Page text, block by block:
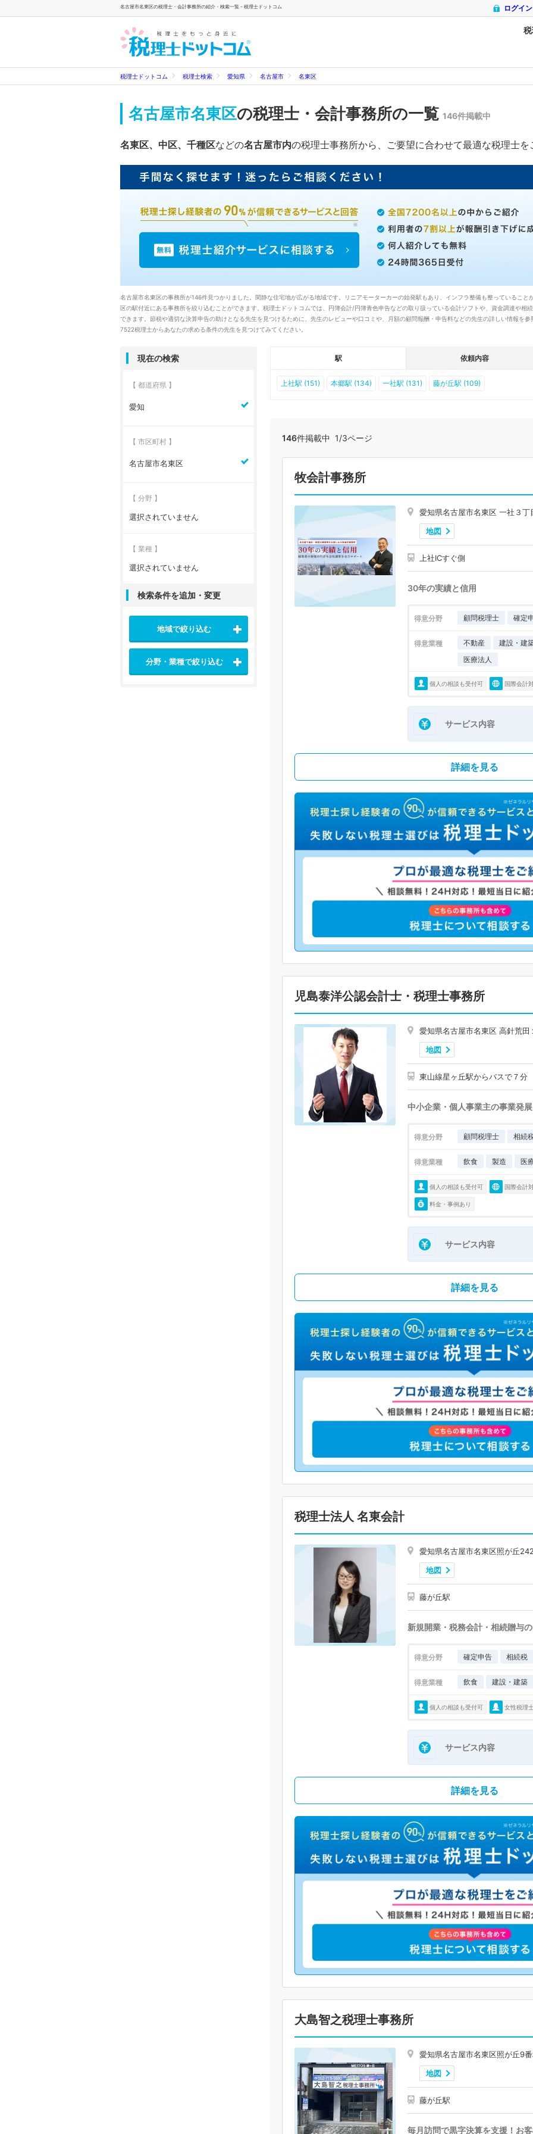
名古屋市名東区の税理士・会計事務所の紹介・検索一覧 - 税理士ドットコム ログイン
税理士ドットコム 税理士検索 愛知県 名古屋市 名東区
名古屋市名東区の税理士・会計事務所の一覧 146件掲載中
名東区、中区、千種区などの名古屋市内の税理士事務所から、ご要望に合わせて最適な税理士を
名古屋市名東区の事務所が146件見つかりました。閑静な住宅地が広がる地域です。リニアモーターカーの始発駅もあり、インフラ整備も整っているこ
区の駅付近にある事務所を絞り込むことができます。税理士ドットコムでは、円簿会計/円簿青色申告などの取り扱っている会計ソフトや、資金調達や相
できます。節税や適切な決算申告の助けとなる先生を見つけるために、先生のレビューや口コミや、月額の顧問報酬・申告料などの先生の詳しい情報を
7522税理士からあなたの求める条件の先生を見つけてみてください。
駅 依頼内容
上社駅 (151) 本郷駅 (134) 一社駅 (131) 藤が丘駅 (109)
146件掲載中 1/3ページ
牧会計事務所
愛知県名古屋市名東区 一社３
地図
上社ICすぐ側
30年の実績と信用
得意分野 顧問税理士 確定
得意業種 不動産
建設・建
医療法人
個人の相談も受付可 国際会計
サービス内容
詳細を見る
児島泰洋公認会計士・税理士事務所
愛知県名古屋市名東区 高針荒田
地図
東山線星ヶ丘駅からバスで７分
中小企業・個人事業主の事業発
得意分野 顧問税理士 相続
得意業種 飲食 製造 医
個人の相談も受付可 国際会計
料金・事例あり
サービス内容
詳細を見る
税理士法人 名東会計
愛知県名古屋市名東区照が丘
地図
藤が丘駅
新規開業・税務会計・相続贈与
得意分野 確定申告 相続税
得意業種 飲食 建設・建築
個人の相談も受付可 女性税理
サービス内容
詳細を見る
大島智之税理士事務所
愛知県名古屋市名東区照が丘9
地図
藤が丘駅
毎月訪問で黒字決算を支援！お
現在の検索
【 都道府県 】
愛知
【 市区町村 】
名古屋市名東区
【 分野 】
選択されていません
【 業種 】
選択されていません
検索条件を追加・変更
地域で絞り込む
分野・業種で絞り込む